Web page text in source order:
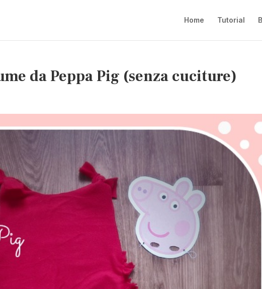
Home Tutorial
da Peppa Pig (senza cuciture)